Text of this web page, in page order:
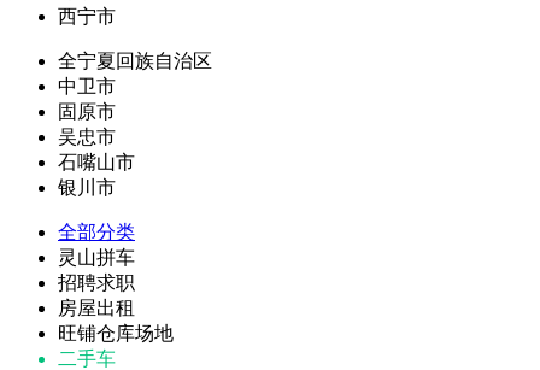
西宁市
全宁夏回族自治区
中卫市
固原市
吴忠市
石嘴山市
银川市
全部分类
灵山拼车
招聘求职
房屋出租
旺铺仓库场地
二手车